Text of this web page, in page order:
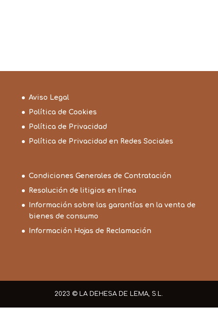
Aviso Legal
Política de Cookies
Política de Privacidad
Política de Privacidad en Redes Sociales
Condiciones Generales de Contratación
Resolución de litigios en línea
Información sobre las garantías en la venta de
bienes de consumo
Información Hojas de Reclamación
2023 © LA DEHESA DE LEMA, S.L.